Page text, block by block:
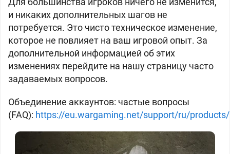
и никаких дополнительных шагов не
потребуется. Это чисто техническое изменение,
которое не повлияет на ваш игровой опыт. За
дополнительной информацией об этих
изменениях перейдите на нашу страницу часто
задаваемых вопросов.
Объединение аккаунтов: частые вопросы
(FAQ): https://eu.wargaming.net/support/ru/